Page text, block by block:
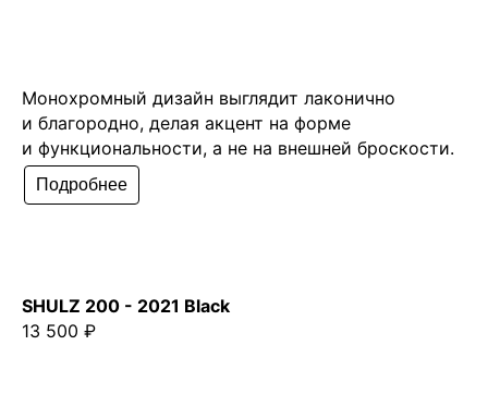
Монохромный дизайн выглядит лаконично
и благородно, делая акцент на форме
и функциональности, а не на внешней броскости.
Подробнее
SHULZ 200 - 2021 Black
13 500 ₽